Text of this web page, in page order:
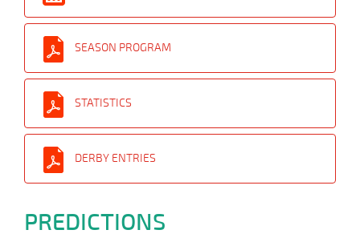
SEASON PROGRAM
STATISTICS
DERBY ENTRIES
PREDICTIONS